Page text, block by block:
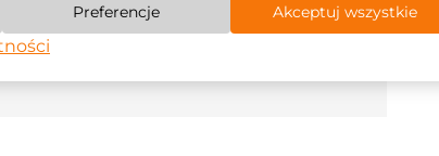
Preferencje Akceptuj wszystkie